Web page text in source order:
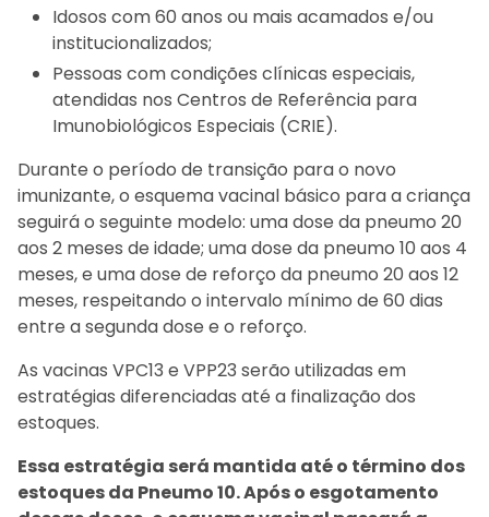
Idosos com 60 anos ou mais acamados e/ou
institucionalizados;
Pessoas com condições clínicas especiais,
atendidas nos Centros de Referência para
Imunobiológicos Especiais (CRIE).
Durante o período de transição para o novo
imunizante, o esquema vacinal básico para a criança
seguirá o seguinte modelo: uma dose da pneumo 20
aos 2 meses de idade; uma dose da pneumo 10 aos 4
meses, e uma dose de reforço da pneumo 20 aos 12
meses, respeitando o intervalo mínimo de 60 dias
entre a segunda dose e o reforço.
As vacinas VPC13 e VPP23 serão utilizadas em
estratégias diferenciadas até a finalização dos
estoques.
Essa estratégia será mantida até o término dos
estoques da Pneumo 10. Após o esgotamento